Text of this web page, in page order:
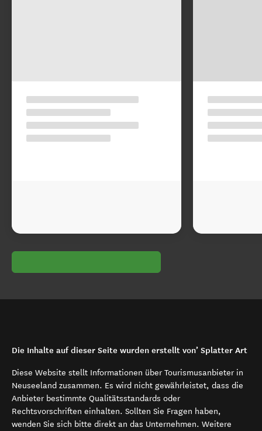
Die Inhalte auf dieser Seite wurden erstellt von’ Splatter Art
Diese Website stellt Informationen über Tourismusanbieter in
Neuseeland zusammen. Es wird nicht gewährleistet, dass die
Anbieter bestimmte Qualitätsstandards oder
Rechtsvorschriften einhalten. Sollten Sie Fragen haben,
wenden Sie sich bitte direkt an das Unternehmen. Weitere